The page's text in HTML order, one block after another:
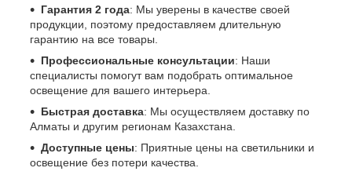
Гарантия 2 года: Мы уверены в качестве своей
продукции, поэтому предоставляем длительную
гарантию на все товары.
Профессиональные консультации: Наши
специалисты помогут вам подобрать оптимальное
освещение для вашего интерьера.
Быстрая доставка: Мы осуществляем доставку по
Алматы и другим регионам Казахстана.
Доступные цены: Приятные цены на светильники и
освещение без потери качества.